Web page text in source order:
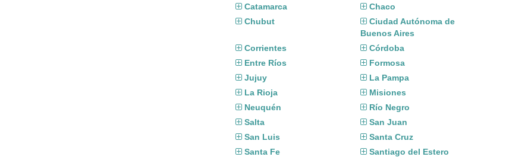
Catamarca
Chaco
Chubut
Ciudad Autónoma de
Buenos Aires
Corrientes
Córdoba
Entre Ríos
Formosa
Jujuy
La Pampa
La Rioja
Misiones
Neuquén
Río Negro
Salta
San Juan
San Luis
Santa Cruz
Santa Fe
Santiago del Estero